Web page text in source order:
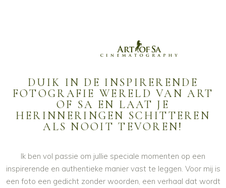
DUIK IN DE INSPIRERENDE
FOTOGRAFIE WERELD VAN ART
OF SA EN LAAT JE
HERINNERINGEN SCHITTEREN
ALS NOOIT TEVOREN!
Ik ben vol passie om jullie speciale momenten op een
inspirerende en authentieke manier vast te leggen. Voor mij is
een foto een gedicht zonder woorden, een verhaal dat wordt